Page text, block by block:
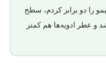
را دو برابر کردم، سطح
عطر ادویه‌ها هم کمتر